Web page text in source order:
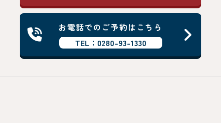
お電話でのご予約はこちら
TEL：0280-93-1330